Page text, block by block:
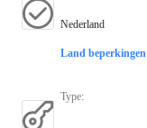
Nederland
Land beperkingen
Type: